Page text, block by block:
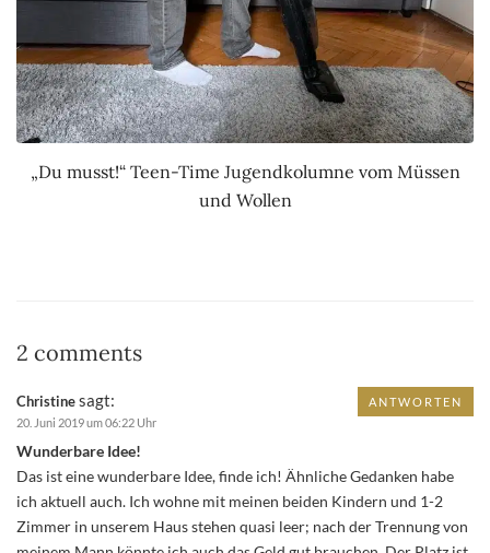
„Du musst!“ Teen-Time Jugendkolumne vom Müssen
und Wollen
2 comments
Christinesagt:
20. Juni 2019 um 06:22 Uhr
Wunderbare Idee!
Das ist eine wunderbare Idee, finde ich! Ähnliche Gedanken habe
ich aktuell auch. Ich wohne mit meinen beiden Kindern und 1-2
Zimmer in unserem Haus stehen quasi leer; nach der Trennung von
ANTWORTEN